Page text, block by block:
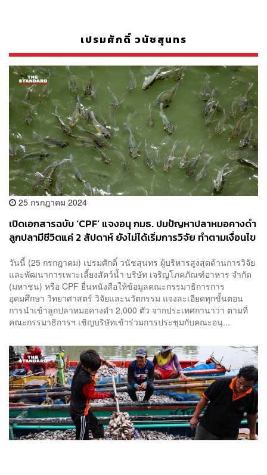
เปรมศักดิ์ วนัชสุนทร
25 กรกฎาคม 2024
เปิดเอกสารฉบับ ‘CPF’ แจงอนุ กมธ. ปมปัญหาปลาหมอคางดำ
ลูกปลามีชีวิตแค่ 2 สัปดาห์ ยังไม่ได้เริ่มการวิจัย ทำตามเงื่อนไข
วันนี้ (25 กรกฎาคม) เปรมศักดิ์ วนัชสุนทร ผู้บริหารสูงสุดด้านการวิจัย
และพัฒนาการเพาะเลี้ยงสัตว์น้ำ บริษัท เจริญโภคภัณฑ์อาหาร จำกัด
(มหาชน) หรือ CPF ยื่นหนังสือให้ข้อมูลคณะกรรมาธิการการ
อุดมศึกษา วิทยาศาสตร์ วิจัยและนวัตกรรม แจงละเอียดทุกขั้นตอน
การนำเข้าลูกปลาหมอคางดำ 2,000 ตัว จากประเทศกานาว่า ตามที่
คณะกรรมาธิการฯ เชิญบริษัทเข้าร่วมการประชุมกับคณะอนุ...